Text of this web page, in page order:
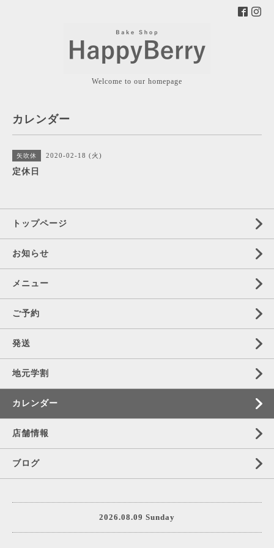
Welcome to our homepage
カレンダー
矢吹休 2020-02-18 (火)
定休日
トップページ
お知らせ
メニュー
ご予約
発送
地元学割
カレンダー
店舗情報
ブログ
2026.08.09 Sunday